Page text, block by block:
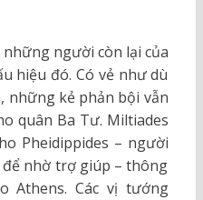
những người còn lại của
hiệu đó. Có vẻ như dù
những kẻ phản bội vẫn
quân Ba Tư. Miltiades
Pheidippides – người
nhờ trợ giúp – thông
Athens. Các vị tướng